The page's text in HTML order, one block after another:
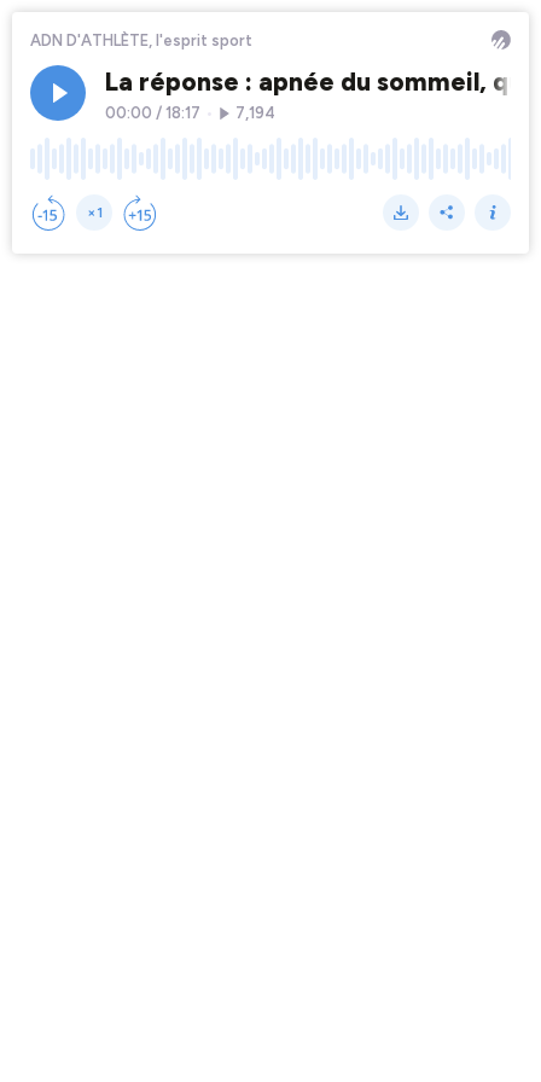
ADN D'ATHLÈTE, l'esprit sport
La réponse : apnée du sommeil,
00:00 / 18:17 7,194
×1